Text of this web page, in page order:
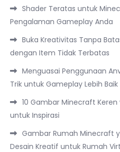
Shader Teratas untuk
Pengalaman Gameplay Anda
Buka Kreativitas Tanpa
dengan Item Tidak Terbatas
Menguasai Penggunaan
Trik untuk Gameplay Lebih Baik
10 Gambar Minecraft
untuk Inspirasi
Gambar Rumah Minecraft
Desain Kreatif untuk Rumah